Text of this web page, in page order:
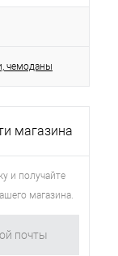
чемоданы
магазина
и получайте
магазина.